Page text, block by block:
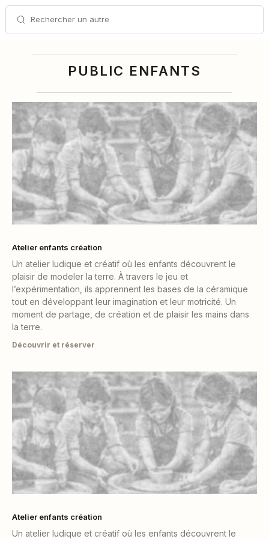
Rechercher un autre
PUBLIC ENFANTS
Atelier enfants création
Un atelier ludique et créatif où les enfants découvrent le
plaisir de modeler la terre. À travers le jeu et
l’expérimentation, ils apprennent les bases de la céramique
tout en développant leur imagination et leur motricité. Un
moment de partage, de création et de plaisir les mains dans
la terre.
Découvrir et réserver
Atelier enfants création
Un atelier ludique et créatif où les enfants découvrent le